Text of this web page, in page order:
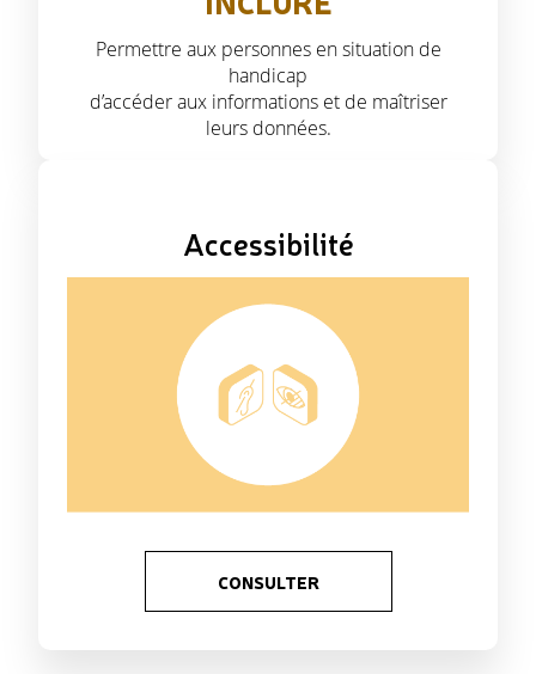
Permettre aux personnes en situation de
handicap
d’accéder aux informations et de maîtriser
leurs données.
Accessibilité
CONSULTER